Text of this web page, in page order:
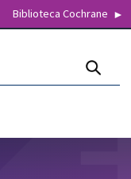
Biblioteca Cochrane